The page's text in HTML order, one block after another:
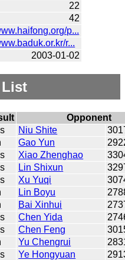
22
42
p...
r...
2003-01-02
List
Opponent
Niu Shite
Gao Yun
Xiao Zhenghao
Lin Shixun
Xu Yuqi
Lin Boyu
Bai Xinhui
Chen Yida
Chen Feng
Yu Chengrui
Ye Hongyuan